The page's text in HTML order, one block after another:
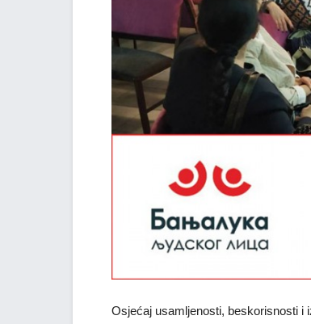
Osjećaj usamljenosti, beskorisnosti i